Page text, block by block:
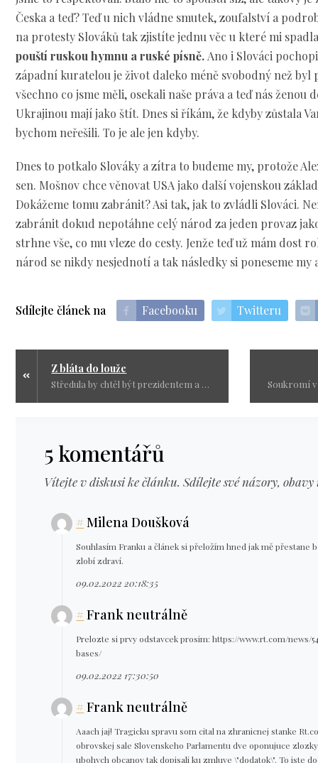
Česka a teď? Teď u nich vládne smutek, zoufalství a
na protesty Slováků tak zjistíte jednu věc u které mi
pouští ruskou hymnu a ruské písně. Ano i Slováci
západní kuratelou je život daleko méně svobodný než byl
všechno co jsme měli, osekali naše práva a teď nás ženou
Ukrajinou mají jako štít. Dnes si říkám, že kdyby zůstala
bychom neřešili. To je ale jen kdyby.
Dnes to potkalo Slováky a zítra to budeme my, protože
sen. Mošnov chce věnovat USA jako další vojenskou
Dokážeme tomu zabránit? Asi tak, jak to zvládli Slováci.
zabránit dokud nepotáhne celý národ za jeden provaz
strhne vše, co mu vleze do cesty. Jenže teď už mám dost
národ se nikdy nesjednotí a tak následky si poneseme my
Sdílejte článek na Facebooku Twitteru
Z bláta do louže
Středula by chtěl být prezidentem a já mu dám jednu radu., Jste odborář tak se sakra už starejte a vyvolejte celostátní stávku a zastavte všechno na tři dny. Lidé to přežijí a vláda pochopí, že je konec jejich hrám.
5 komentářů
Vítejte v diskusi ke článku. Sdílejte své názory,
#Milena Doušková
Souhlasím Franku a článek si přeložím hned jak mě přestane
zlobí zdraví.
09.02.2022 20:18:35
#Frank neutrálně
Prelozte si prvy odstavcek prosim: https://www.rt.com/
bases/
09.02.2022 17:30:50
#Frank neutrálně
Aaach jaj! Tragicku spravu som cital na zhranicnej stanke
obrovskej sale Slovenskeho Parlamentu dve oponujuce
ubohych obcanov tak dopisali ku zmluve \"dodatok\". To iste